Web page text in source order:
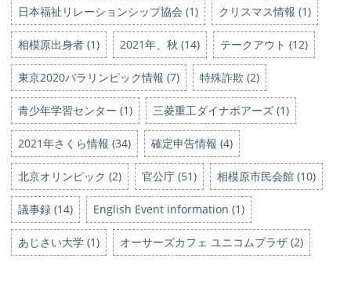
日本福祉リレーションシップ協会 (1) クリスマス情報 (1)
相模原出身者 (1) 2021年、秋 (14) テークアウト (12)
東京2020パラリンピック情報 (7) 特殊詐欺 (2)
青少年学習センター (1) 三菱重工ダイナボアーズ (1)
2021年さくら情報 (34) 確定申告情報 (4)
北京オリンピック (2) 官公庁 (51) 相模原市民会館 (10)
議事録 (14) English Event information (1)
あじさい大学 (1) オーサーズカフェ ユニコムプラザ (2)